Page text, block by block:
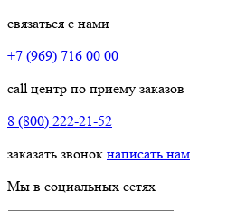
связаться с нами
+7 (969) 716 00 00
call центр по приему заказов
8 (800) 222-21-52
заказать звонок написать нам
Мы в социальных сетях